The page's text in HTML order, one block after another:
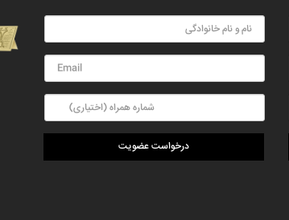
درخواست عضویت